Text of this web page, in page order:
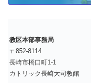
教区本部事務局
〒852-8114
長崎市橋口町1-1
カトリック長崎大司教館